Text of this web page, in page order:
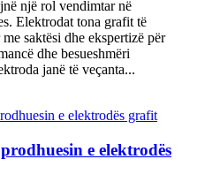
një rol vendimtar në
Elektrodat tona grafit të
saktësi dhe ekspertizë për
dhe besueshmëri
janë të veçanta...
e elektrodës